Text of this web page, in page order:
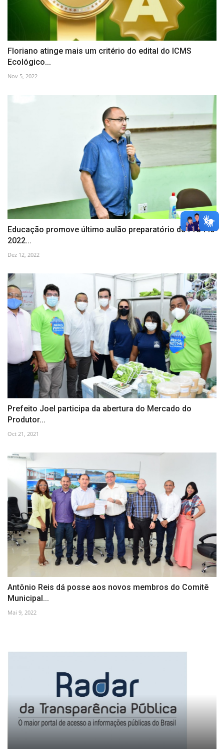
Floriano atinge mais um critério do edital do ICMS
Ecológico...
Nov 5, 2022
Educação promove último aulão preparatório do Pré-Flo
2022...
Dez 12, 2022
Prefeito Joel participa da abertura do Mercado do
Produtor...
Oct 21, 2021
Antônio Reis dá posse aos novos membros do Comitê
Municipal...
Mai 9, 2022